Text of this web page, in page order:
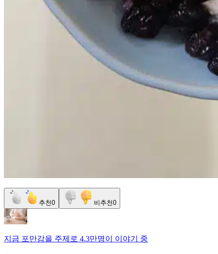
추천0 비추천0
지금 포만감을 주제로 4.3만명이 이야기 중